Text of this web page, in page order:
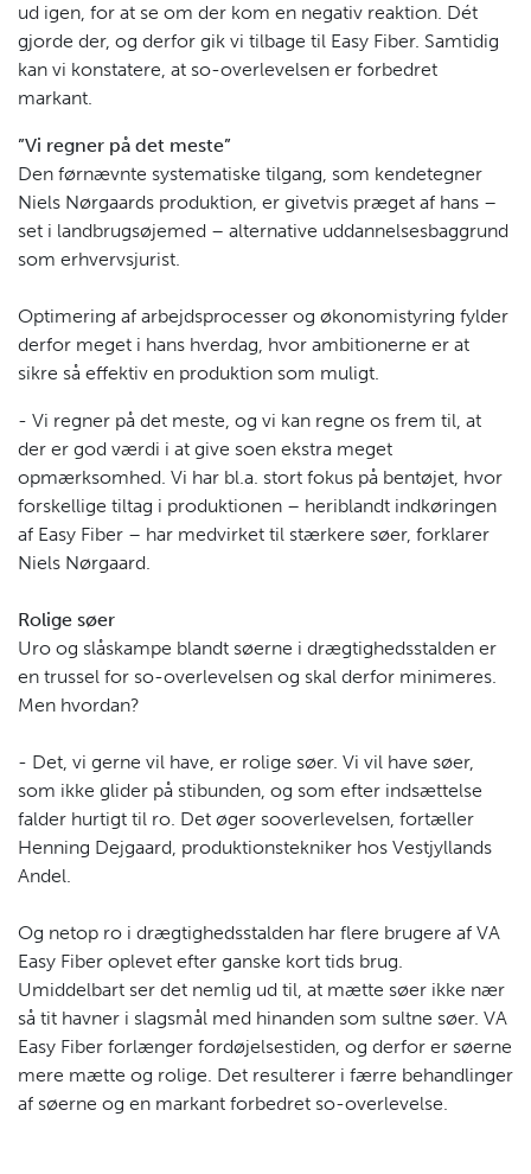
ud igen, for at se om der kom en negativ reaktion. Dét
gjorde der, og derfor gik vi tilbage til Easy Fiber. Samtidig
kan vi konstatere, at so-overlevelsen er forbedret
markant.
”Vi regner på det meste”
Den førnævnte systematiske tilgang, som kendetegner
Niels Nørgaards produktion, er givetvis præget af hans –
set i landbrugsøjemed – alternative uddannelsesbaggrund
som erhvervsjurist.
Optimering af arbejdsprocesser og økonomistyring fylder
derfor meget i hans hverdag, hvor ambitionerne er at
sikre så effektiv en produktion som muligt.
- Vi regner på det meste, og vi kan regne os frem til, at
der er god værdi i at give soen ekstra meget
opmærksomhed. Vi har bl.a. stort fokus på bentøjet, hvor
forskellige tiltag i produktionen – heriblandt indkøringen
af Easy Fiber – har medvirket til stærkere søer, forklarer
Niels Nørgaard.
Rolige søer
Uro og slåskampe blandt søerne i drægtighedsstalden er
en trussel for so-overlevelsen og skal derfor minimeres.
Men hvordan?
- Det, vi gerne vil have, er rolige søer. Vi vil have søer,
som ikke glider på stibunden, og som efter indsættelse
falder hurtigt til ro. Det øger sooverlevelsen, fortæller
Henning Dejgaard, produktionstekniker hos Vestjyllands
Andel.
Og netop ro i drægtighedsstalden har flere brugere af VA
Easy Fiber oplevet efter ganske kort tids brug.
Umiddelbart ser det nemlig ud til, at mætte søer ikke nær
så tit havner i slagsmål med hinanden som sultne søer. VA
Easy Fiber forlænger fordøjelsestiden, og derfor er søerne
mere mætte og rolige. Det resulterer i færre behandlinger
af søerne og en markant forbedret so-overlevelse.